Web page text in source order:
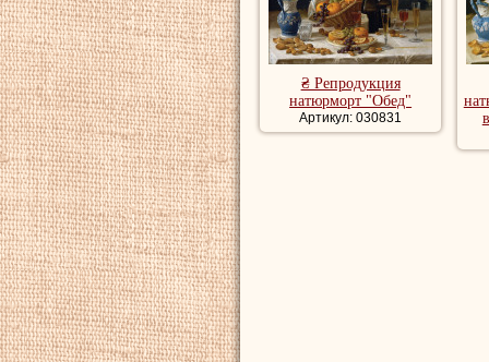
₴ Репродукция
натюрморт "Обед"
Артикул: 030831